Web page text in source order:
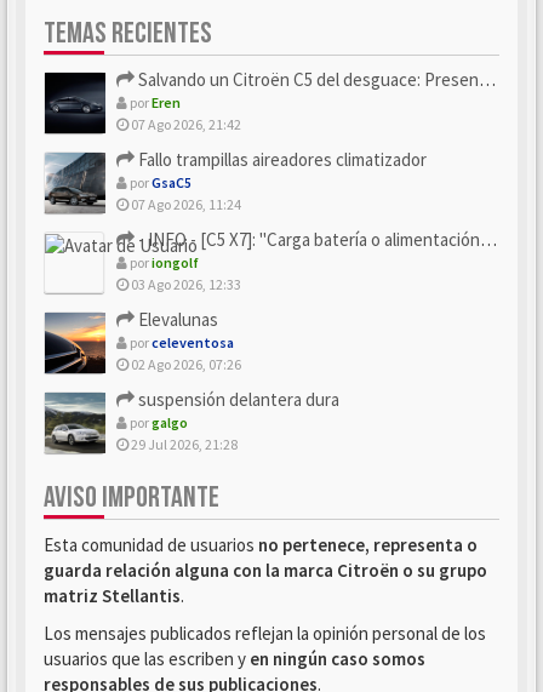
TEMAS RECIENTES
Salvando un Citroën C5 del desguace: Presentación y seguimiento
porEren
07 Ago 2026, 21:42
Fallo trampillas aireadores climatizador
porGsaC5
07 Ago 2026, 11:24
- INFO - [C5 X7]: "Carga batería o alimentación eléctri...
poriongolf
03 Ago 2026, 12:33
Elevalunas
porceleventosa
02 Ago 2026, 07:26
suspensión delantera dura
porgalgo
29 Jul 2026, 21:28
AVISO IMPORTANTE
Esta comunidad de usuarios no pertenece, representa o
guarda relación alguna con la marca Citroën o su grupo
matriz Stellantis.
Los mensajes publicados reflejan la opinión personal de los
usuarios que las escriben y en ningún caso somos
responsables de sus publicaciones.